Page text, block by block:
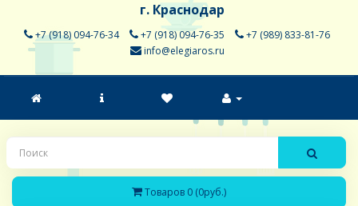
г. Краснодар
+7 (918) 094-76-34 +7 (918) 094-76-35
+7 (989) 833-81-76
info@elegiaros.ru
Товаров 0 (0руб.)